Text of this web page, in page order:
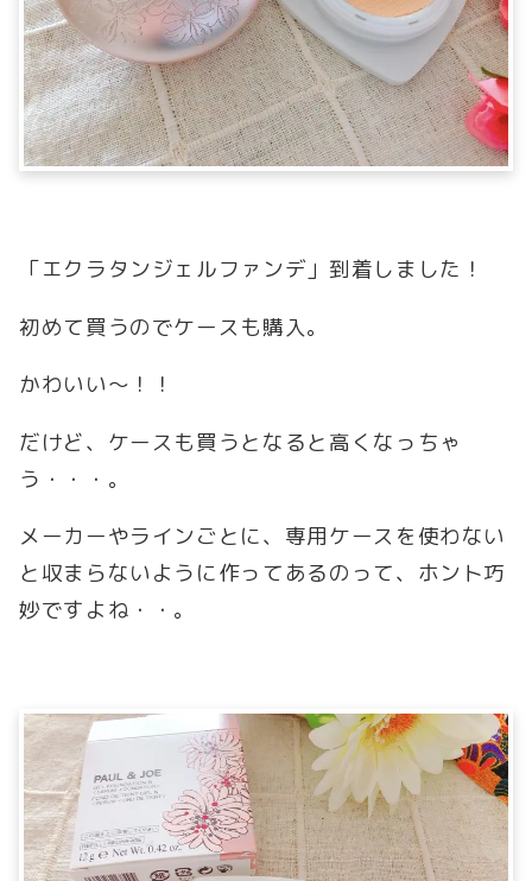
「エクラタンジェルファンデ」到着しました！
初めて買うのでケースも購入。
かわいい～！！
だけど、ケースも買うとなると高くなっちゃ
う・・・。
メーカーやラインごとに、専用ケースを使わない
と収まらないように作ってあるのって、ホント巧
妙ですよね・・。